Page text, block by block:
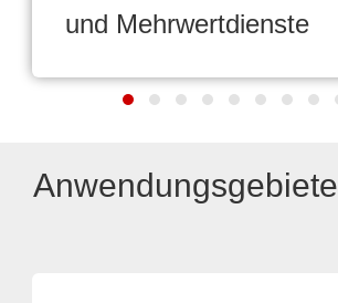
und Mehrwertdienste
Anwendungsgebiete